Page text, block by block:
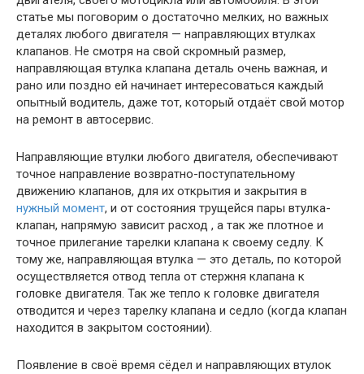
статье мы поговорим о достаточно мелких, но важных
деталях любого двигателя — направляющих втулках
клапанов. Не смотря на свой скромный размер,
направляющая втулка клапана деталь очень важная, и
рано или поздно ей начинает интересоваться каждый
опытный водитель, даже тот, который отдаёт свой мотор
на ремонт в автосервис.
Направляющие втулки любого двигателя, обеспечивают
точное направление возвратно-поступательному
движению клапанов, для их открытия и закрытия в
нужный момент, и от состояния трущейся пары втулка-
клапан, напрямую зависит расход , а так же плотное и
точное прилегание тарелки клапана к своему седлу. К
тому же, направляющая втулка — это деталь, по которой
осуществляется отвод тепла от стержня клапана к
головке двигателя. Так же тепло к головке двигателя
отводится и через тарелку клапана и седло (когда клапан
находится в закрытом состоянии).
Появление в своё время сёдел и направляющих втулок